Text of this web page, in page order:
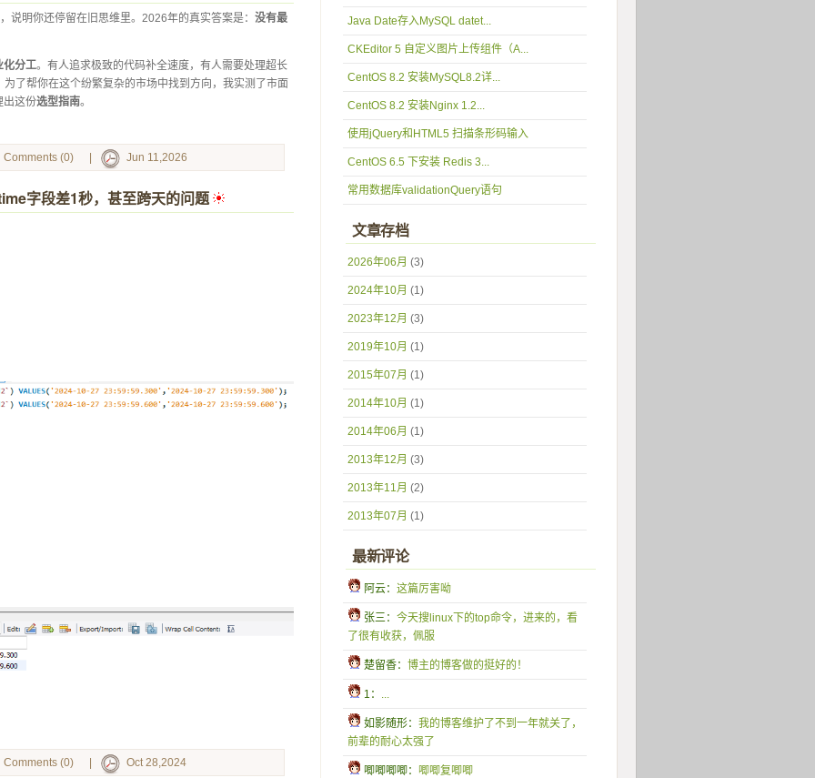
说明你还停留在旧思维里。2026年的真实答案是： 没有最
化分工。有人追求极致的代码补全速度，有人需要处理超长
了帮你在这个纷繁复杂的市场中找到方向，我实测了市面
出这份选型指南。
Comments (0) Jun 11,2026
字段差1秒，甚至跨天的问题
Comments (0) | Oct 28,2024
Java Date存入MySQL datet...
CKEditor 5 自定义图片上传组件（A...
CentOS 8.2 安装MySQL8.2详...
CentOS 8.2 安装Nginx 1.2...
使用jQuery和HTML5 扫描条形码输入
CentOS 6.5 下安装 Redis 3...
常用数据库validationQuery语句
文章存档
2026年06月 (3)
2024年10月 (1)
2023年12月 (3)
2019年10月 (1)
2015年07月 (1)
2014年10月 (1)
2014年06月 (1)
2013年12月 (3)
2013年11月 (2)
2013年07月 (1)
最新评论
阿云： 这篇厉害呦
张三： 今天搜linux下的top命令，进来的，看
了很有收获，佩服
楚留香： 博主的博客做的挺好的！
1： ...
如影随形： 我的博客维护了不到一年就关了，
前辈的耐心太强了
唧唧唧唧： 唧唧复唧唧